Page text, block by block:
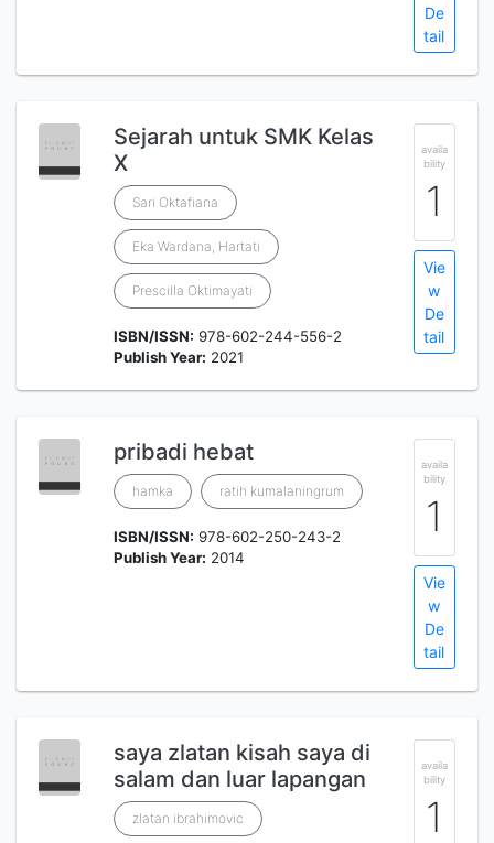
De
tail
Sejarah untuk SMK Kelas
X
Sari Oktafiana
Eka Wardana, Hartati
Prescilla Oktimayati
ISBN/ISSN: 978-602-244-556-2
Publish Year: 2021
availa
bility
1
Vie
w
De
tail
pribadi hebat
hamka ratih kumalaningrum
ISBN/ISSN: 978-602-250-243-2
Publish Year: 2014
availa
bility
1
Vie
w
De
tail
saya zlatan kisah saya di
salam dan luar lapangan
zlatan ibrahimovic
availa
bility
1